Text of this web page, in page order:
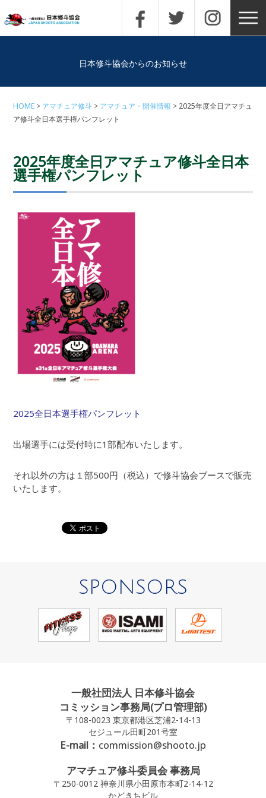
日本修斗協会からのお知らせ
HOME アマチュア修斗 アマチュア・開催情報
2025年度全日アマチュ
ア修斗全日本選手権パンフレット
2025年度全日アマチュア修斗全日本
選手権パンフレット
2025全日本選手権パンフレット
出場選手には受付時に1部配布いたします。
それ以外の方は１部500円（税込）で修斗協会ブースで販売
いたします。
SPONSORS
一般社団法人 日本修斗協会
コミッション事務局(プロ管理部)
〒108-0023 東京都港区芝浦2-14-13
セジュール田町201号室
E-mail： commission@shooto.jp
アマチュア修斗委員会 事務局
〒250-0012 神奈川県小田原市本町2-14-12
かどきちビル